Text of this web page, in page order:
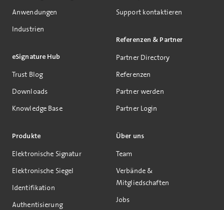
Anwendungen
Industrien
eSignature Hub
Trust Blog
Downloads
Knowledge Base
Produkte
Elektronische Signatur
Elektronische Siegel
Identifikation
Authentisierung
Support kontaktieren
Referenzen & Partner
Partner Directory
Referenzen
Partner werden
Partner Login
Über uns
Team
Verbände &
Mitgliedschaften
Jobs